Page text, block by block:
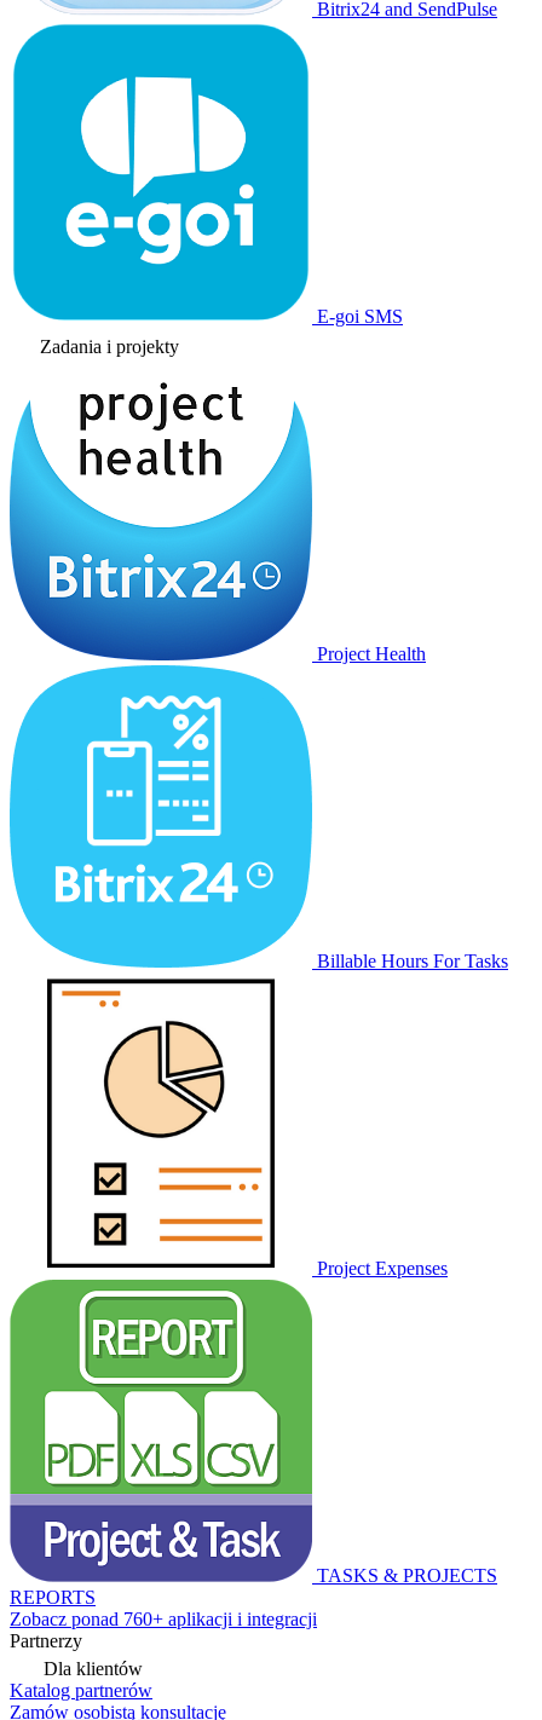
Bitrix24 and SendPulse
E-goi SMS
Zadania i projekty
Project Health
Billable Hours For Tasks
Project Expenses
TASKS & PROJECTS
REPORTS
Zobacz ponad 760+ aplikacji i integracji
Partnerzy
Dla klientów
Katalog partnerów
Zamów osobistą konsultację